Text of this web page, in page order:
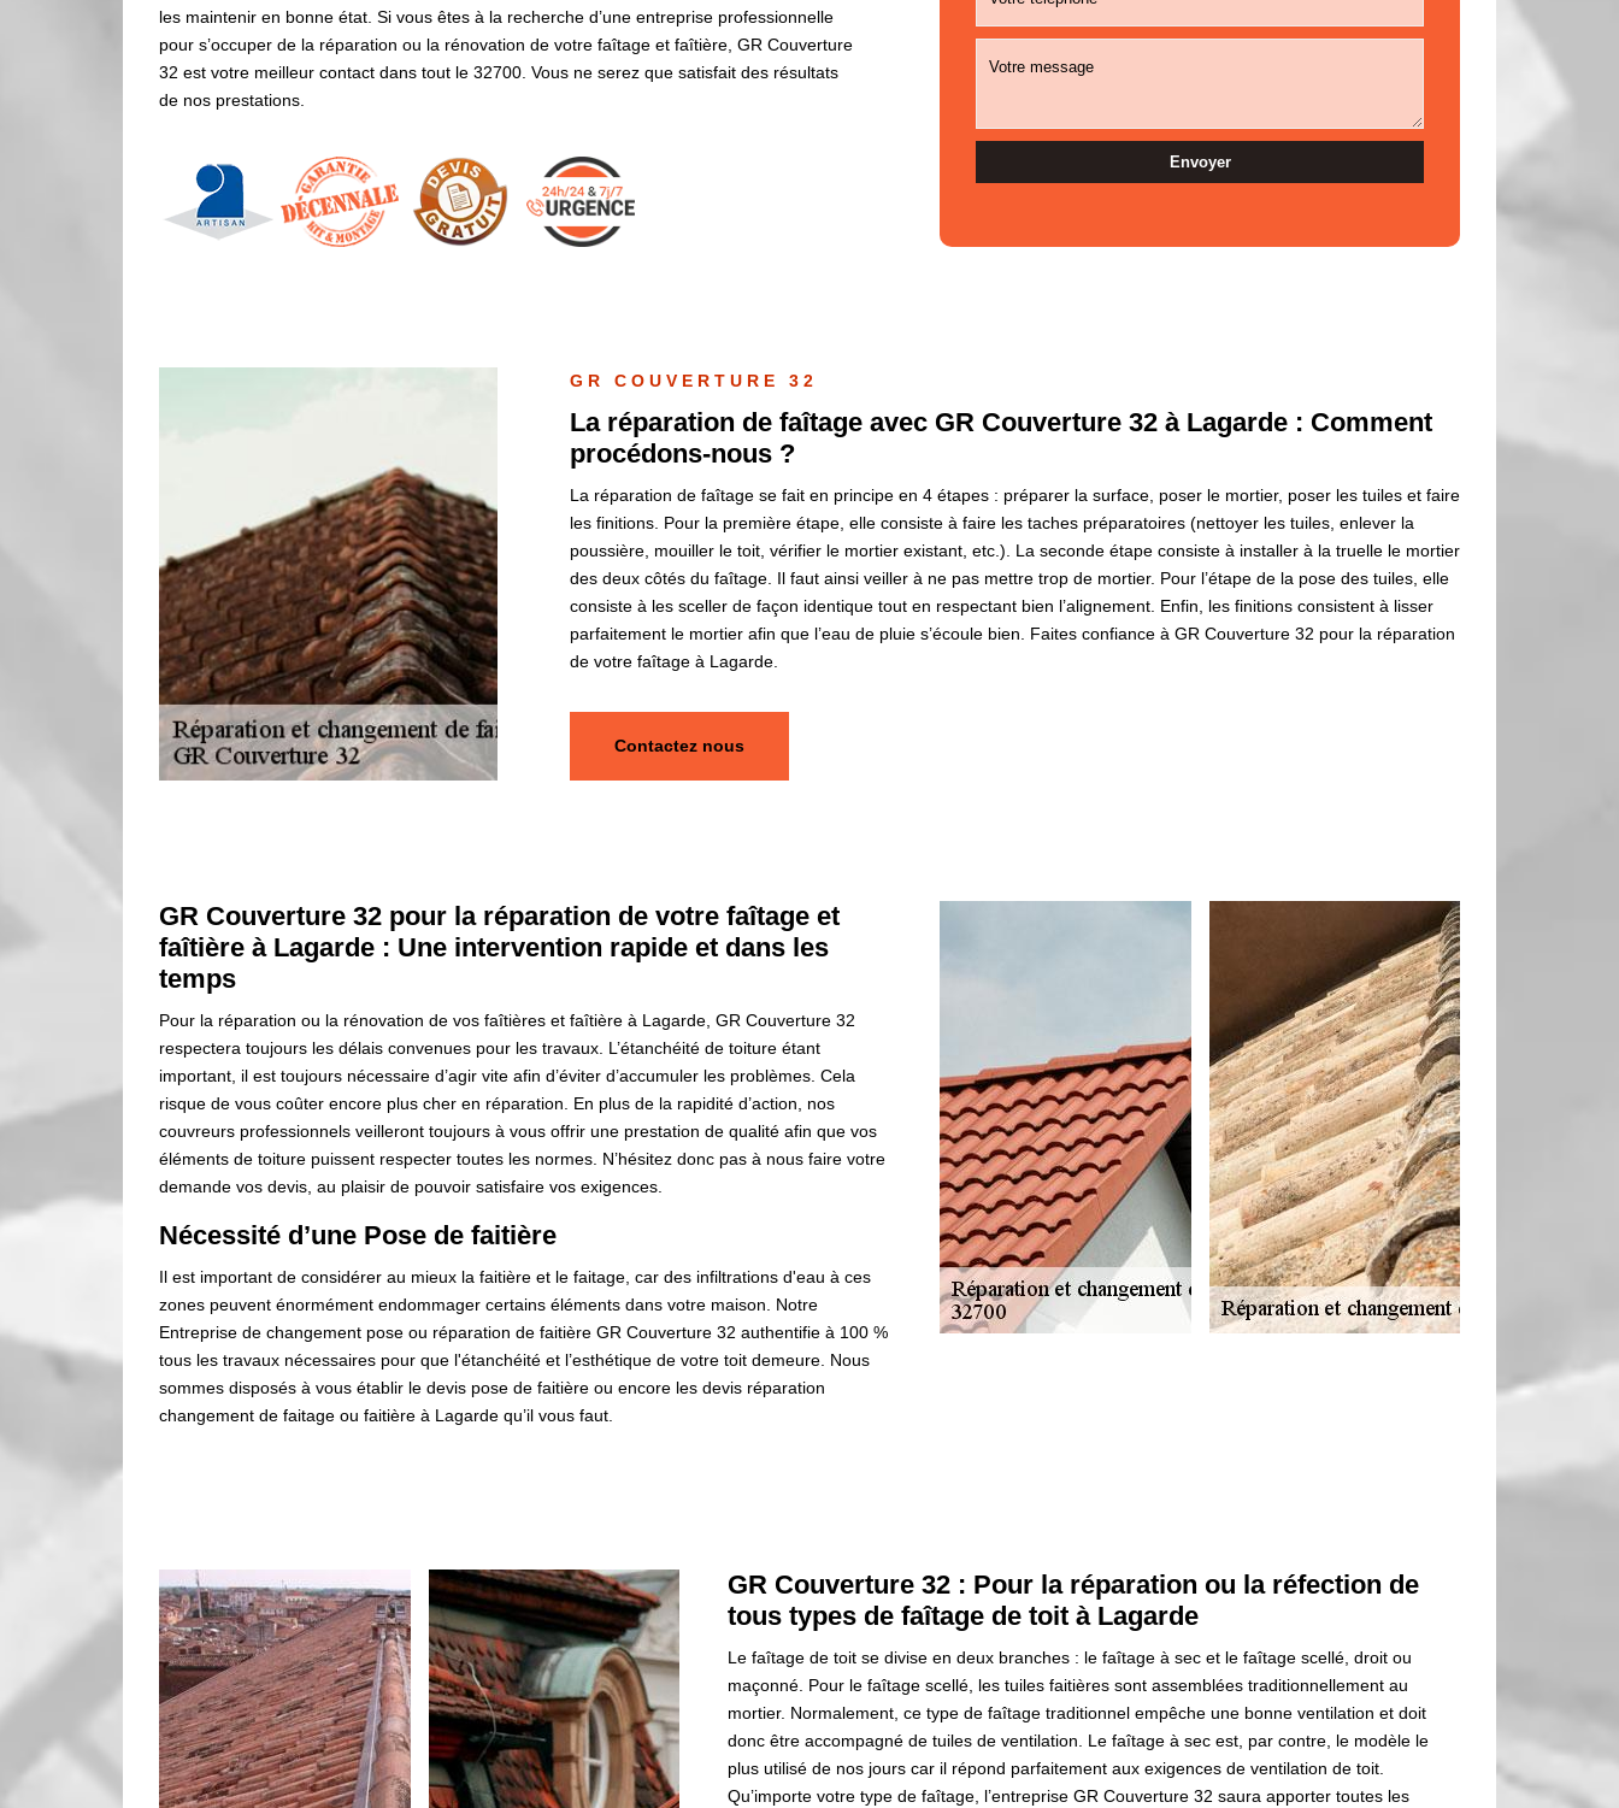
les maintenir en bonne état. Si vous êtes à la recherche d’une entreprise professionnelle
pour s’occuper de la réparation ou la rénovation de votre faîtage et faîtière, GR Couverture
32 est votre meilleur contact dans tout le 32700. Vous ne serez que satisfait des résultats
de nos prestations.
GR COUVERTURE 32
La réparation de faîtage avec GR Couverture 32 à Lagarde : Comment
procédons-nous ?
La réparation de faîtage se fait en principe en 4 étapes : préparer la surface, poser le mortier, poser les tuiles et faire
les finitions. Pour la première étape, elle consiste à faire les taches préparatoires (nettoyer les tuiles, enlever la
poussière, mouiller le toit, vérifier le mortier existant, etc.). La seconde étape consiste à installer à la truelle le mortier
des deux côtés du faîtage. Il faut ainsi veiller à ne pas mettre trop de mortier. Pour l’étape de la pose des tuiles, elle
consiste à les sceller de façon identique tout en respectant bien l’alignement. Enfin, les finitions consistent à lisser
parfaitement le mortier afin que l’eau de pluie s’écoule bien. Faites confiance à GR Couverture 32 pour la réparation
de votre faîtage à Lagarde.
Contactez nous
GR Couverture 32 pour la réparation de votre faîtage et
faîtière à Lagarde : Une intervention rapide et dans les
temps
Pour la réparation ou la rénovation de vos faîtières et faîtière à Lagarde, GR Couverture 32
respectera toujours les délais convenues pour les travaux. L’étanchéité de toiture étant
important, il est toujours nécessaire d’agir vite afin d’éviter d’accumuler les problèmes. Cela
risque de vous coûter encore plus cher en réparation. En plus de la rapidité d’action, nos
couvreurs professionnels veilleront toujours à vous offrir une prestation de qualité afin que vos
éléments de toiture puissent respecter toutes les normes. N’hésitez donc pas à nous faire votre
demande vos devis, au plaisir de pouvoir satisfaire vos exigences.
Nécessité d’une Pose de faitière
Il est important de considérer au mieux la faitière et le faitage, car des infiltrations d'eau à ces
zones peuvent énormément endommager certains éléments dans votre maison. Notre
Entreprise de changement pose ou réparation de faitière GR Couverture 32 authentifie à 100 %
tous les travaux nécessaires pour que l'étanchéité et l’esthétique de votre toit demeure. Nous
sommes disposés à vous établir le devis pose de faitière ou encore les devis réparation
changement de faitage ou faitière à Lagarde qu’il vous faut.
GR Couverture 32 : Pour la réparation ou la réfection de
tous types de faîtage de toit à Lagarde
Le faîtage de toit se divise en deux branches : le faîtage à sec et le faîtage scellé, droit ou
maçonné. Pour le faîtage scellé, les tuiles faitières sont assemblées traditionnellement au
mortier. Normalement, ce type de faîtage traditionnel empêche une bonne ventilation et doit
donc être accompagné de tuiles de ventilation. Le faîtage à sec est, par contre, le modèle le
plus utilisé de nos jours car il répond parfaitement aux exigences de ventilation de toit.
Qu’importe votre type de faîtage, l’entreprise GR Couverture 32 saura apporter toutes les